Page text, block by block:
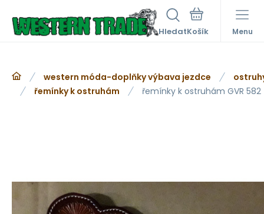
Hledat Menu
western móda-doplňky výbava jezdce
řemínky k ostruhám
řemínky k ostruhám GVR 582